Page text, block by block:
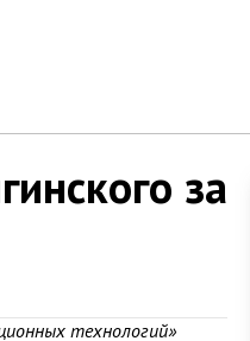
за
технологий»